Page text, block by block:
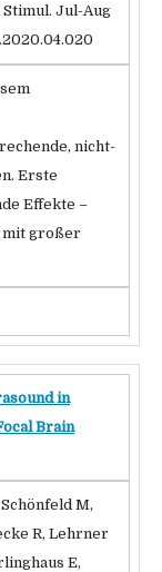
Jul-Aug
nicht-
Erste
Effekte –
mit großer
in
Brain
M,
R, Lehrner
E,